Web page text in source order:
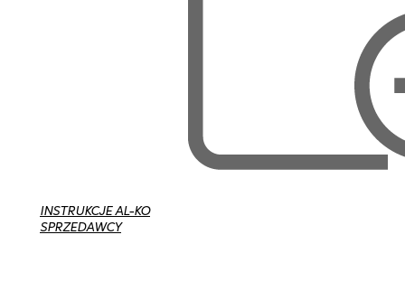
INSTRUKCJE AL-KO
SPRZEDAWCY